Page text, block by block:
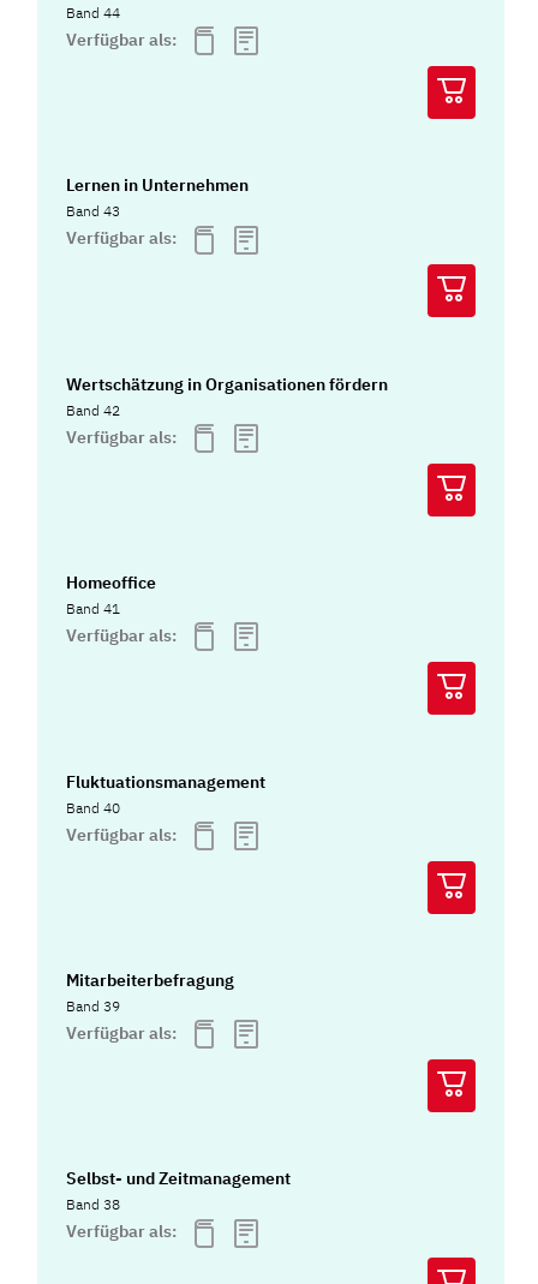
Band 44
Verfügbar als:
Lernen in Unternehmen
Band 43
Verfügbar als:
Wertschätzung in Organisationen fördern
Band 42
Verfügbar als:
Homeoffice
Band 41
Verfügbar als:
Fluktuationsmanagement
Band 40
Verfügbar als:
Mitarbeiterbefragung
Band 39
Verfügbar als:
Selbst- und Zeitmanagement
Band 38
Verfügbar als: